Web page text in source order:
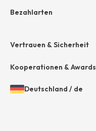
Grounding Page
Unternehmen
Bezahlarten
Amazon Pay
VISA
Vertrauen & Sicherheit
Kooperationen & Awards
Öffnen
Gewähltes
Deutschland / de